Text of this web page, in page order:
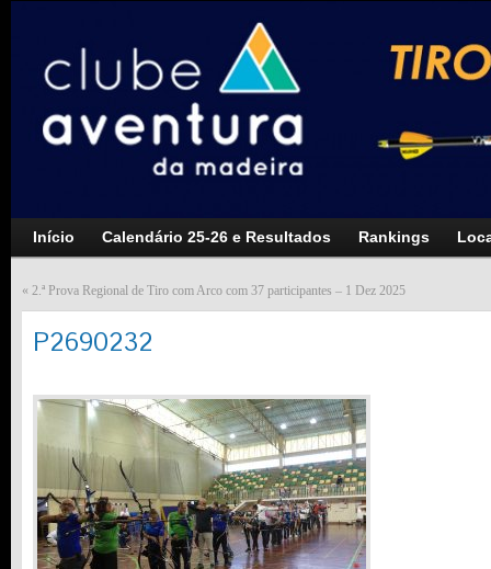
Início Calendário 25-26 e Resultados Rankings
« 2.ª Prova Regional de Tiro com Arco com 37 participantes – 1 Dez 2025
P2690232